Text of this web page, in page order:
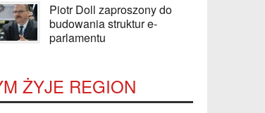
Piotr Doll zaproszony do
budowania struktur e-
parlamentu
ŻYJE REGION